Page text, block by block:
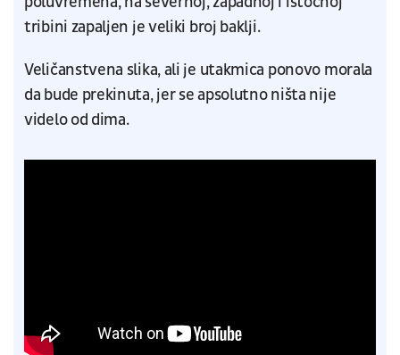
tribini zapaljen je veliki broj baklji.
Veličanstvena slika, ali je utakmica ponovo morala
da bude prekinuta, jer se apsolutno ništa nije
videlo od dima.